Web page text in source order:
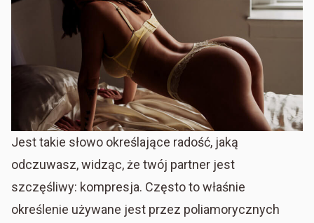
Jest takie słowo określające radość, jaką
odczuwasz, widząc, że twój partner jest
szczęśliwy: kompresja. Często to właśnie
określenie używane jest przez poliamorycznych